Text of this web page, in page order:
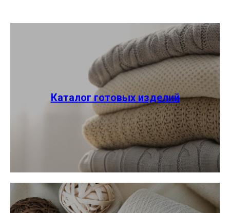
Каталог готовых изделий